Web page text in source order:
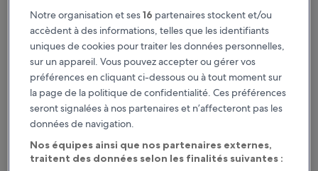
Ce week-end
7 août - 9 août
Le week-end prochain
14 août - 16 août
Venise : où séjourner ?
Hôtels avec cuisine : notre
sélection pour Venise (et environs)
Notre organisation et ses16 partenaires stockent et/ou
accèdent à des informations, telles que les identifiants
uniques de cookies pour traiter les données personnelles,
sur un appareil. Vous pouvez accepter ou gérer vos
préférences en cliquant ci-dessous ou à tout moment sur
la page de la politique de confidentialité. Ces préférences
seront signalées à nos partenaires et n’affecteront pas les
données de navigation.
Nos équipes ainsi que nos partenaires externes,
traitent des données selon les finalités suivantes :